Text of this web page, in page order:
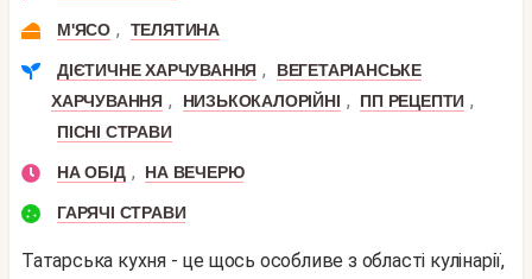
М'ЯСО , ТЕЛЯТИНА
ДІЄТИЧНЕ ХАРЧУВАННЯ ,
ВЕГЕТАРІАНСЬКЕ
ХАРЧУВАННЯ , НИЗЬКОКАЛОРІЙНІ , ПП РЕЦЕПТИ ,
ПІСНІ СТРАВИ
НА ОБІД , НА ВЕЧЕРЮ
ГАРЯЧІ СТРАВИ
Татарська кухня - це щось особливе з області кулінарії,